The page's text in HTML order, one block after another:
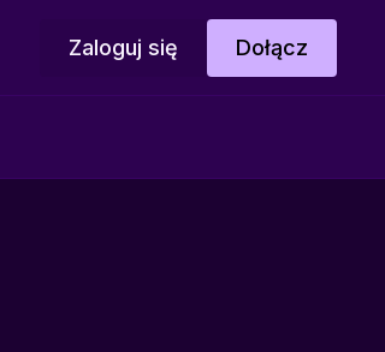
Zaloguj się Dołącz